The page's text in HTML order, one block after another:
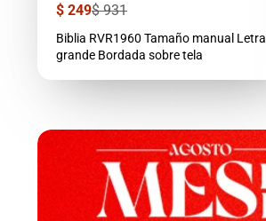
Precio
venta
$ 249Precio
$ 931
Biblia RVR1960 Tamaño manual Letra
grande Bordada sobre tela